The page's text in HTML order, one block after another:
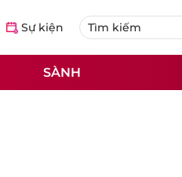
Sự kiện
SÀNH